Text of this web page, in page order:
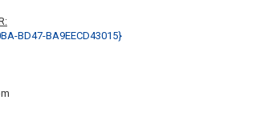
BD47-BA9EECD43015}